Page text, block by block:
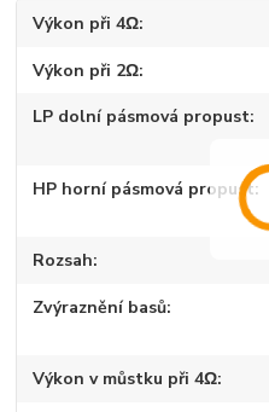
Výkon při 4Ω
Výkon při 2Ω
LP dolní pásmová propust
HP horní pásmová propust
Rozsah
Zvýraznění basů
Výkon v můstku při 4Ω